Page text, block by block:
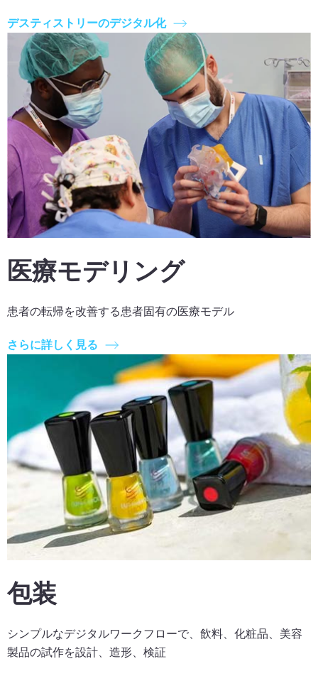
デスティストリーのデジタル化
医療モデリング
患者の転帰を改善する患者固有の医療モデル
さらに詳しく見る
包装
シンプルなデジタルワークフローで、飲料、化粧品、美容
製品の試作を設計、造形、検証